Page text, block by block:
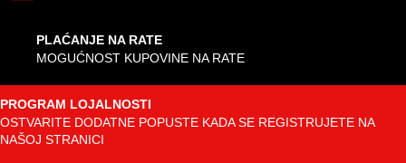
PLAĆANJE NA RATE
MOGUĆNOST KUPOVINE NA RATE
PROGRAM LOJALNOSTI
OSTVARITE DODATNE POPUSTE KADA SE REGISTRUJETE NA
NAŠOJ STRANICI